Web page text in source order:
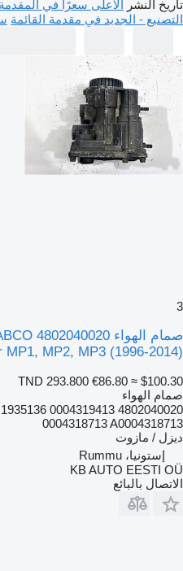
تاريخ النشر الأعلى سعرًا في المقدمة
التصنيع - الجديد في مقدمة القائمة
3
MP1, MP2, MP3 (1996-2014)
TND 293.800 €86.80 ≈ $100.30
صمام الهواء
1935136
0004318713 A0004318713
ديزل / مازوت
إستونيا، Rummu
KB AUTO EESTI OÜ
الاتصال بالبائع